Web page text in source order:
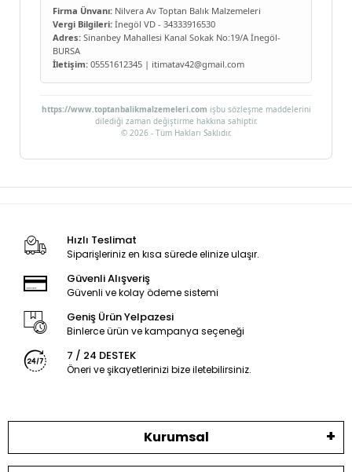
Firma Ünvanı: Nilvera Av Toptan Balık Malzemeleri
Vergi Bilgileri: İnegöl VD - 34333916530
Adres: Sinanbey Mahallesi Kanal Sokak No:19/A İnegöl-
BURSA
İletişim: 05551612345 | itimatav42@gmail.com
https://www.toptanbalikmalzemeleri.com işbu sözleşme maddelerini
dilediği zaman değiştirme hakkına sahiptir.
© 2026 - Tüm Hakları Saklıdır.
Hızlı Teslimat
Siparişleriniz en kısa sürede elinize ulaşır.
Güvenli Alışveriş
Güvenli ve kolay ödeme sistemi
Geniş Ürün Yelpazesi
Binlerce ürün ve kampanya seçeneği
7 / 24 DESTEK
Öneri ve şikayetlerinizi bize iletebilirsiniz.
Kurumsal